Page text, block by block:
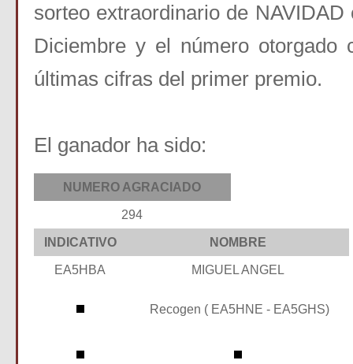
sorteo extraordinario de
Diciembre y el número otorgado
últimas cifras del primer premio.
El ganador ha sido:
NUMERO AGRACIADO
294
INDICATIVO NOMBRE
EA5HBA MIGUEL ANGEL
Recogen ( EA5HNE - EA5GHS)